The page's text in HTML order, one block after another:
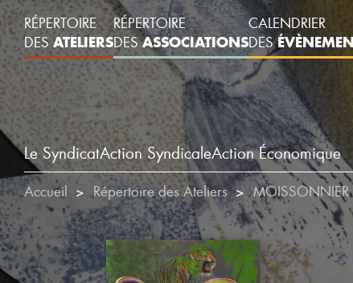
RÉPERTOIRE
DESATELIERS
RÉPERTOIRE
DESASSOCIATIONS
CALENDRIER
DES
Le SyndicatAction SyndicaleAction Économique
Accueil Répertoire des Ateliers MOISSONNIER